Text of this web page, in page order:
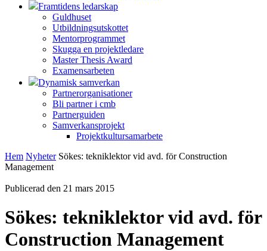
Framtidens ledarskap
Guldhuset
Utbildningsutskottet
Mentorprogrammet
Skugga en projektledare
Master Thesis Award
Examensarbeten
Dynamisk samverkan
Partnerorganisationer
Bli partner i cmb
Partnerguiden
Samverkansprojekt
Projektkultursamarbete
Hem Nyheter Sökes: tekniklektor vid avd. för Construction
Management
Publicerad den 21 mars 2015
Sökes: tekniklektor vid avd. för
Construction Management